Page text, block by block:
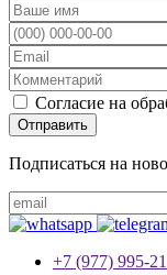
Согласие на
Подписаться на
+7 (977) 995-